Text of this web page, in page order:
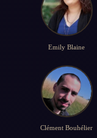
Emily Blaine
Clément Bouhélier